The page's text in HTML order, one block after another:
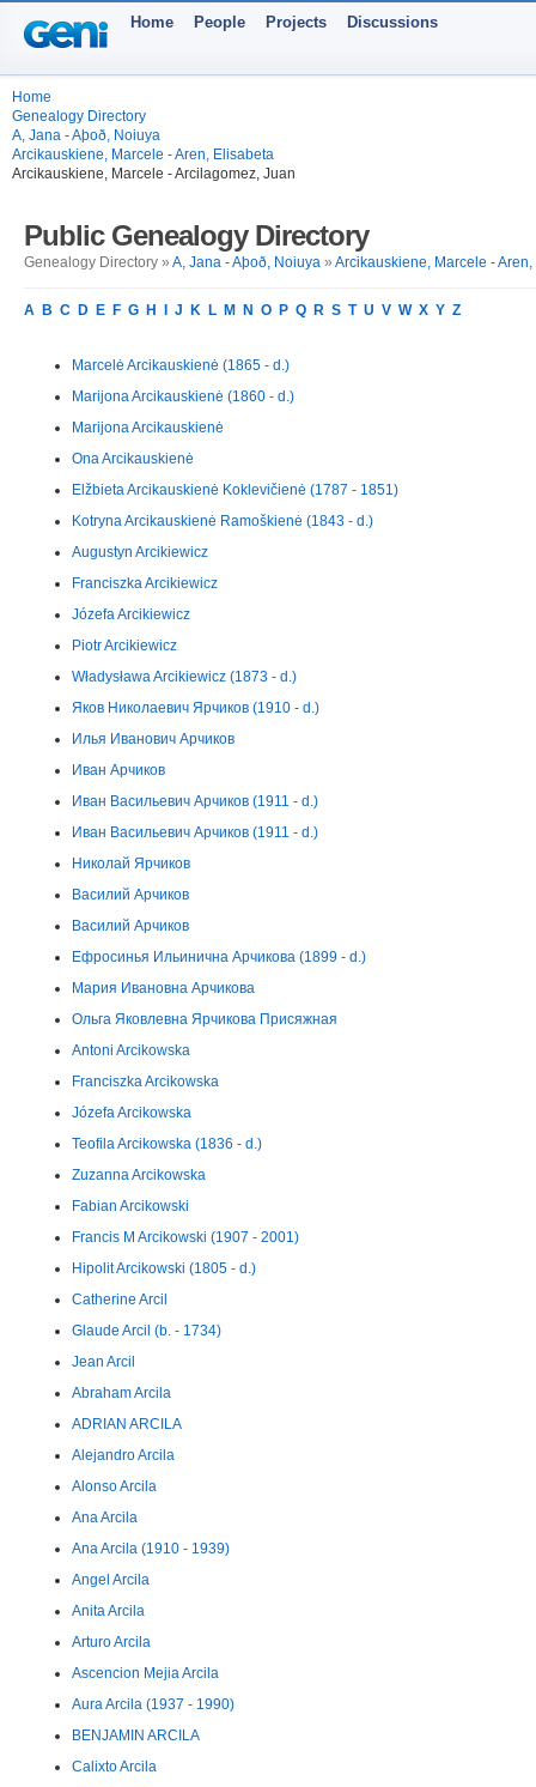
Home People Projects Discussions
Home
Genealogy Directory
A, Jana - Aþoð, Noiuya
Arcikauskiene, Marcele - Aren, Elisabeta
Arcikauskiene, Marcele - Arcilagomez, Juan
Public Genealogy Directory
Genealogy Directory » A, Jana - Aþoð, Noiuya » Arcikauskiene, Marcele -
A B C D E F G H J K L M N O P Q R S T U V W X Y Z
Marcelė Arcikauskienė (1865 - d.)
Marijona Arcikauskienė (1860 - d.)
Marijona Arcikauskienė
Ona Arcikauskienė
Elžbieta Arcikauskienė Koklevičienė (1787 - 1851)
Kotryna Arcikauskienė Ramoškienė (1843 - d.)
Augustyn Arcikiewicz
Franciszka Arcikiewicz
Józefa Arcikiewicz
Piotr Arcikiewicz
Władysława Arcikiewicz (1873 - d.)
Яков Николаевич Ярчиков (1910 - d.)
Илья Иванович Арчиков
Иван Арчиков
Иван Васильевич Арчиков (1911 - d.)
Иван Васильевич Арчиков (1911 - d.)
Николай Ярчиков
Василий Арчиков
Василий Арчиков
Ефросинья Ильинична Арчикова (1899 - d.)
Мария Ивановна Арчикова
Ольга Яковлевна Ярчикова Присяжная
Antoni Arcikowska
Franciszka Arcikowska
Józefa Arcikowska
Teofila Arcikowska (1836 - d.)
Zuzanna Arcikowska
Fabian Arcikowski
Francis M Arcikowski (1907 - 2001)
Hipolit Arcikowski (1805 - d.)
Catherine Arcil
Glaude Arcil (b. - 1734)
Jean Arcil
Abraham Arcila
ADRIAN ARCILA
Alejandro Arcila
Alonso Arcila
Ana Arcila
Ana Arcila (1910 - 1939)
Angel Arcila
Anita Arcila
Arturo Arcila
Ascencion Mejia Arcila
Aura Arcila (1937 - 1990)
BENJAMIN ARCILA
Calixto Arcila